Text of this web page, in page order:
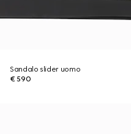
Sandalo slider uomo
€ 590